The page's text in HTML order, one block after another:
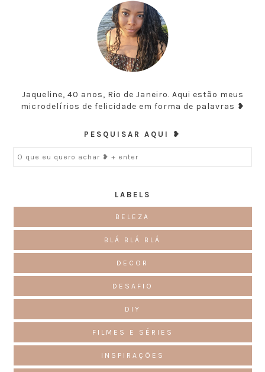
Jaqueline, 40 anos, Rio de Janeiro. Aqui estão meus
microdelírios de felicidade em forma de palavras ❥
PESQUISAR AQUI ❥
LABELS
BELEZA
BLÁ BLÁ BLÁ
DECOR
DESAFIO
DIY
FILMES E SÉRIES
INSPIRAÇÕES